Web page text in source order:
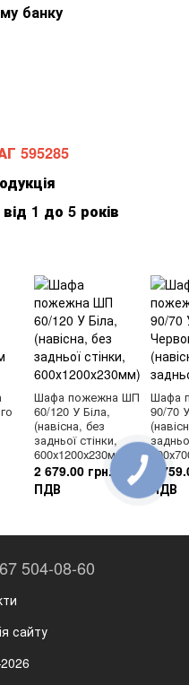
банку
595285
1 до 5 років
Шафа пожежна ШП
60/120 У Біла,
(навісна, без
задньої стінки,
600х1200х230мм)
2 679.00 грн. з
ПДВ
Шафа
90/70
3
ПДВ
504-08-60
сайту